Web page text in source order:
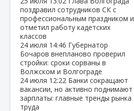
поздравил сотрудников СК с
профессиональным праздником и
отметил работу кадетских
классов
24 июля 14:46 Губернатор
Бочаров внепланово проверил
стройки: сроки сорваны в
Волжском и Волгограде
24 июля 12:22 Банки сокращают
вакансии, но активно поднимают
зарплаты: главные тренды рынка
труда